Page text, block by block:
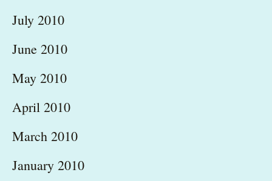
July 2010
June 2010
May 2010
April 2010
March 2010
January 2010